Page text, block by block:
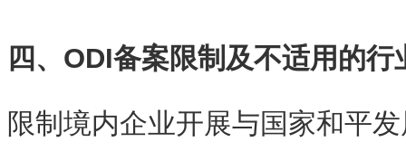
四、ODI备案限制及不适用的行
限制境内企业开展与国家和平